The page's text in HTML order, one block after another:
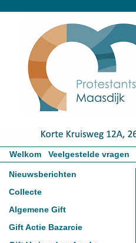
Welkom Veelgestelde vragen
Nieuwsberichten
Collecte
Algemene Gift
Gift Actie Bazarcie